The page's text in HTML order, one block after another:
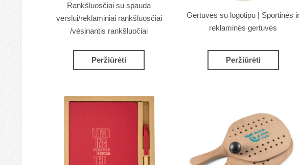
Rankšluosčiai su spauda
verslui/reklaminiai rankšluosčiai
/vėsinantis rankšluočiai
Peržiūrėti
Gertuvės su logotipu | Sportinės ir
reklaminės gertuvės
Peržiūrėti